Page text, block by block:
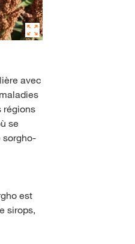
avec
régions
se
sorgho-
est
sirops,